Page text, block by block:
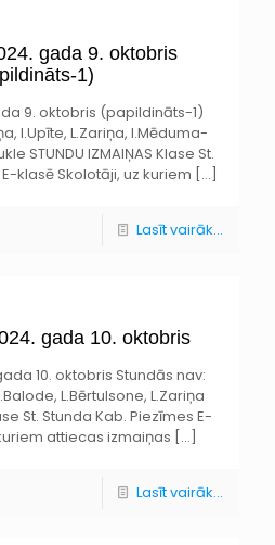
gada 9. oktobris
1)
9. oktobris (papildināts-1)
I.Upīte, L.Zariņa, I.Mēduma-
STUNDU IZMAIŅAS Klase St.
klasē Skolotāji, uz kuriem […]
Lasīt vairāk...
gada 10. oktobris
10. oktobris Stundās nav:
L.Bērtulsone, L.Zariņa
St. Stunda Kab. Piezīmes E-
attiecas izmaiņas […]
Lasīt vairāk...